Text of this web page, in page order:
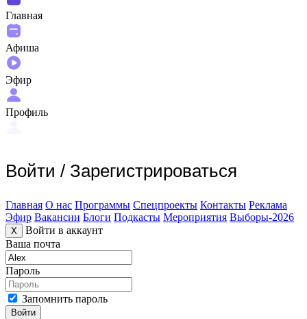
Главная
Афиша
Эфир
Профиль
Войти / Зарегистрироваться
Главная О нас Программы Спецпроекты Контакты Реклама
Эфир Вакансии Блоги Подкасты Мероприятия Выборы-2026
X
Войти в аккаунт
Ваша почта
Пароль
Запомнить пароль
Войти